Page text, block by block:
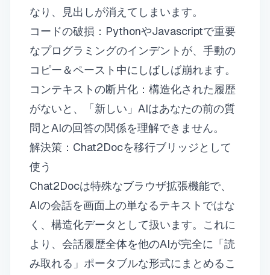
なり、見出しが消えてしまいます。
コードの破損：PythonやJavascriptで重要
なプログラミングのインデントが、手動の
コピー＆ペースト中にしばしば崩れます。
コンテキストの断片化：構造化された履歴
がないと、「新しい」AIはあなたの前の質
問とAIの回答の関係を理解できません。
解決策：Chat2Docを移行ブリッジとして
使う
Chat2Docは特殊なブラウザ拡張機能で、
AIの会話を画面上の単なるテキストではな
く、構造化データとして扱います。これに
より、会話履歴全体を他のAIが完全に「読
み取れる」ポータブルな形式にまとめるこ